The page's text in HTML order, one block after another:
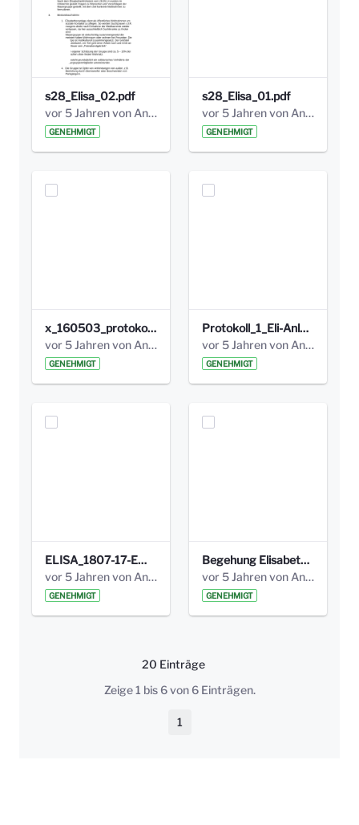
s28_Elisa_02.pdf
vor 5 Jahren von Anni Schlumberger
GENEHMIGT
s28_Elisa_01.pdf
vor 5 Jahren von Anni Schlumberger
GENEHMIGT
x_160503_protokoll_infoabend.pdf
vor 5 Jahren von Anni Schlumberger
GENEHMIGT
Protokoll_1_Eli-Anlage_final.pdf
vor 5 Jahren von Anni Schlumberger
GENEHMIGT
ELISA_1807-17-EW_BEZIRK-kl_compressed.pdf
vor 5 Jahren von Anni Schlumberger
GENEHMIGT
Begehung Elisabethenanlage 1.8.17_Protokoll .pdf
vor 5 Jahren von Anni Schlumberger
GENEHMIGT
20 Einträge
Pro Seite
Zeige 1 bis 6 von 6 Einträgen.
Seite
1